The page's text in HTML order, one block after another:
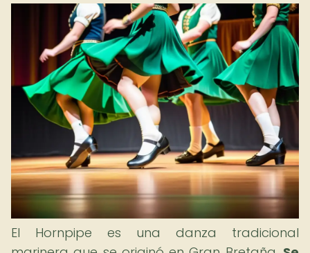
El Hornpipe es una danza tradicional